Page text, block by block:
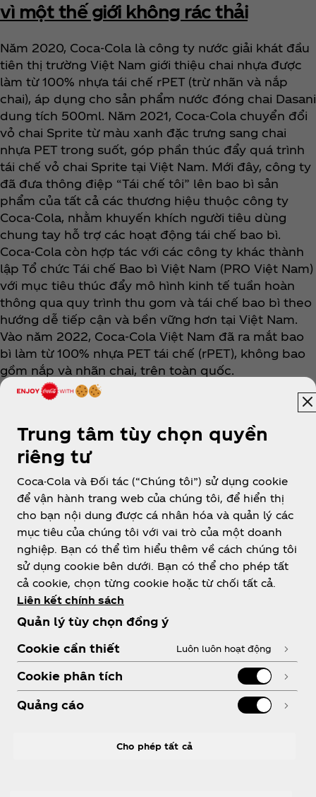
vì một thế giới không rác thải
Năm 2020, Coca‑Cola là công ty nước giải khát đầu
tiên thị trường Việt Nam giới thiệu chai nhựa được
làm từ 100% nhựa tái chế rPET (trừ nhãn và nắp
chai), áp dụng cho sản phẩm nước đóng chai Dasani
dung tích 500ml. Năm 2021, Coca‑Cola chuyển đổi
vỏ chai Sprite từ màu xanh đặc trưng sang chai
nhựa PET trong suốt, góp phần thúc đẩy quá trình
tái chế vỏ chai Sprite tại Việt Nam. Mới đây, công ty
đã đưa thông điệp “Tái chế tôi” lên bao bì sản
phẩm của tất cả các thương hiệu thuộc công ty
Coca‑Cola, nhằm khuyến khích người tiêu dùng
chung tay hỗ trợ các hoạt động tái chế bao bì.
Coca‑Cola còn hợp tác với các công ty khác thành
lập Tổ chức Tái chế Bao bì Việt Nam (PRO Việt Nam)
với mục tiêu thúc đẩy mô hình kinh tế tuần hoàn
thông qua quy trình thu gom và tái chế bao bì theo
hướng dễ tiếp cận và bền vững hơn tại Việt Nam.
Vào năm 2022, Coca‑Cola Việt Nam đã ra mắt bao
bì làm từ 100% nhựa PET tái chế (rPET), không bao
gồm nắp và nhãn chai, trên toàn quốc.
Vietnam
Về chúng tôi
Cần trợ giúp?
Trung tâm tùy chọn quyền
riêng tư
Coca-Cola và Đối tác (“Chúng tôi”) sử dụng cookie
để vận hành trang web của chúng tôi, để hiển thị
cho bạn nội dung được cá nhân hóa và quản lý các
mục tiêu của chúng tôi với vai trò của một doanh
nghiệp. Bạn có thể tìm hiểu thêm về cách chúng tôi
sử dụng cookie bên dưới. Bạn có thể cho phép tất
cả cookie, chọn từng cookie hoặc từ chối tất cả.
Liên kết chính sách
Quản lý tùy chọn đồng ý
Cookie cần thiết
Luôn luôn hoạt động
Cookie phân tích
Quảng cáo
Cho phép tất cả